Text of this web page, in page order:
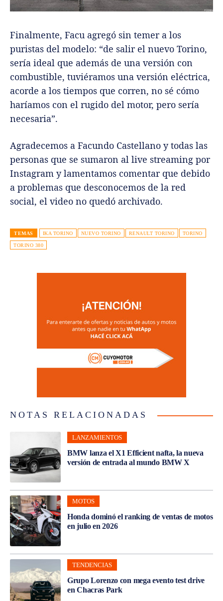
Finalmente, Facu agregó sin temer a los
puristas del modelo: “de salir el nuevo Torino,
sería ideal que además de una versión con
combustible, tuviéramos una versión eléctrica,
acorde a los tiempos que corren, no sé cómo
haríamos con el rugido del motor, pero sería
necesaria”.
Agradecemos a Facundo Castellano y todas las
personas que se sumaron al live streaming por
Instagram y lamentamos comentar que debido
a problemas que desconocemos de la red
social, el video no quedó archivado.
TEMAS IKA TORINO NUEVO TORINO RENAULT TORINO TORINO
TORINO 380
NOTAS RELACIONADAS
LANZAMIENTOS
BMW lanza el X1 Efficient nafta, la nueva
versión de entrada al mundo BMW X
MOTOS
Honda dominó el ranking de ventas de motos
en julio en 2026
TENDENCIAS
Grupo Lorenzo con mega evento test drive
en Chacras Park